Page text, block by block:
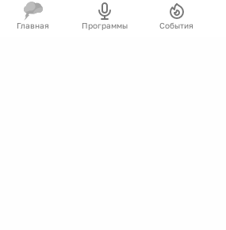
Главная Программы События